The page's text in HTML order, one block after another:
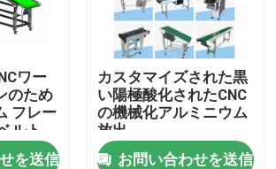
ニウム プロフィール
ミニウム プロフィール
ニウム プロフィール
ワー
のため
フレー
ルト
を送信
カスタマイズされた黒
い陽極酸化されたCNC
の機械化アルミニウム
放出
お問い合わせを送信